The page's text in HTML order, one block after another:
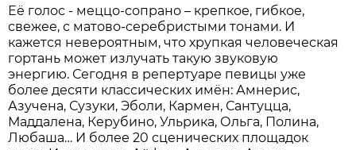
Её голос - меццо-сопрано – крепкое, гибкое,
свежее, с матово-серебристыми тонами. И
кажется невероятным, что хрупкая человеческая
гортань может излучать такую звуковую
энергию. Сегодня в репертуаре певицы уже
более десяти классических имён: Амнерис,
Азучена, Сузуки, Эболи, Кармен, Сантуцца,
Маддалена, Керубино, Ульрика, Ольга, Полина,
Любаша… И более 20 сценических площадок